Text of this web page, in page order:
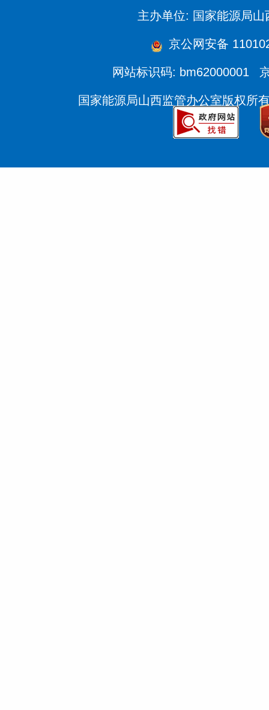
主办单位: 国家能源局山
京公网安备
网站标识码: bm62000001
国家能源局山西监管办公室版权所